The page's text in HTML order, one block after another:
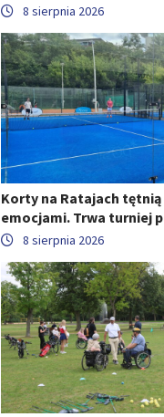
8 sierpnia 2026
Korty na Ratajach
emocjami. Trwa turniej
8 sierpnia 2026